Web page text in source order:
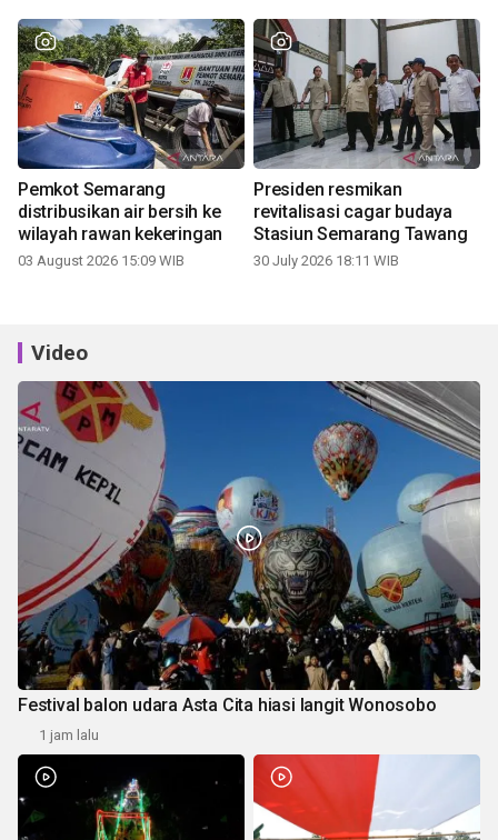
Pemkot Semarang
distribusikan air bersih ke
wilayah rawan kekeringan
03 August 2026 15:09 WIB
Presiden resmikan
revitalisasi cagar budaya
Stasiun Semarang Tawang
30 July 2026 18:11 WIB
Video
Festival balon udara Asta Cita hiasi langit Wonosobo
1 jam lalu